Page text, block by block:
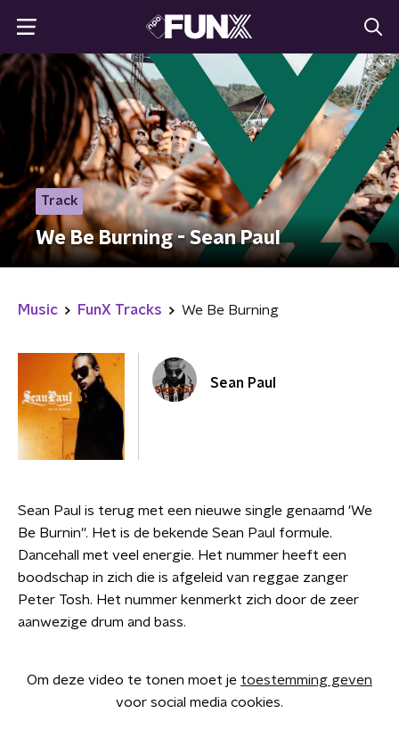
Track
We Be Burning - Sean Paul
Music FunX Tracks We Be Burning
Sean Paul
Sean Paul is terug met een nieuwe single genaamd 'We
Be Burnin''. Het is de bekende Sean Paul formule.
Dancehall met veel energie. Het nummer heeft een
boodschap in zich die is afgeleid van reggae zanger
Peter Tosh. Het nummer kenmerkt zich door de zeer
aanwezige drum and bass.
Om deze video te tonen moet je toestemming geven
voor social media cookies.